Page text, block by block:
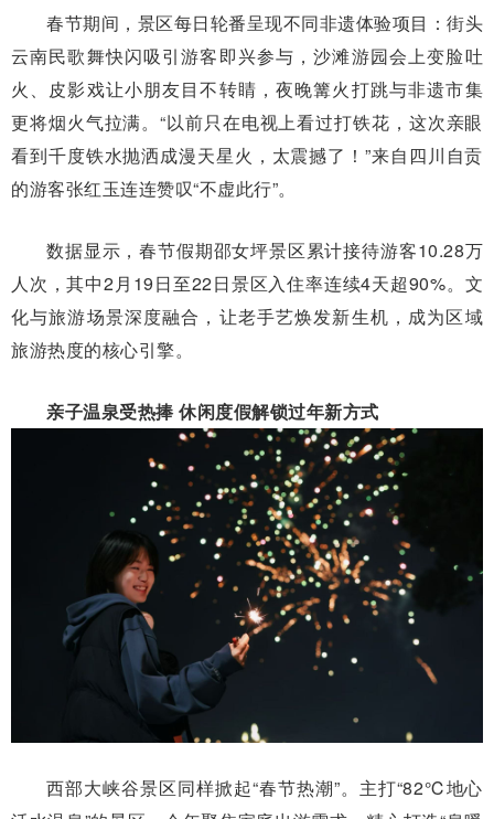
春节期间，景区每日轮番呈现不同非遗体验项目：街头
云南民歌舞快闪吸引游客即兴参与，沙滩游园会上变脸吐
火、皮影戏让小朋友目不转睛，夜晚篝火打跳与非遗市集
更将烟火气拉满。“以前只在电视上看过打铁花，这次亲眼
看到千度铁水抛洒成漫天星火，太震撼了！”来自四川自贡
的游客张红玉连连赞叹“不虚此行”。
数据显示，春节假期邵女坪景区累计接待游客10.28万
人次，其中2月19日至22日景区入住率连续4天超90%。文
化与旅游场景深度融合，让老手艺焕发新生机，成为区域
旅游热度的核心引擎。
亲子温泉受热捧 休闲度假解锁过年新方式
西部大峡谷景区同样掀起“春节热潮”。主打“82℃地心